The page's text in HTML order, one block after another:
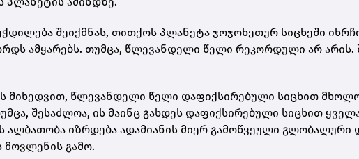
შეიქმნას, თითქოს პლანეტა ჯოჯოხეთურ სიცხეში
ამყარებს. თუმცა, წლევანდელი წელი რეკორდული არ
მიხედვით, წლევანდელი წელი დაფიქსირებული სიცხით
შესაძლოა, ის მაინც გახდეს დაფიქსირებული სიცხით
ალბათობა იზრდება ადამიანის მიერ გამოწვეული გლობალური
გამო.